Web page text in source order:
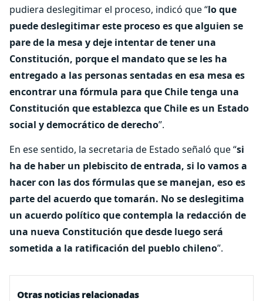
pudiera deslegitimar el proceso, indicó que “lo que
puede deslegitimar este proceso es que alguien se
pare de la mesa y deje intentar de tener una
Constitución, porque el mandato que se les ha
entregado a las personas sentadas en esa mesa es
encontrar una fórmula para que Chile tenga una
Constitución que establezca que Chile es un Estado
social y democrático de derecho”.
En ese sentido, la secretaria de Estado señaló que “si
ha de haber un plebiscito de entrada, si lo vamos a
hacer con las dos fórmulas que se manejan, eso es
parte del acuerdo que tomarán. No se deslegitima
un acuerdo político que contempla la redacción de
una nueva Constitución que desde luego será
sometida a la ratificación del pueblo chileno”.
Otras noticias relacionadas